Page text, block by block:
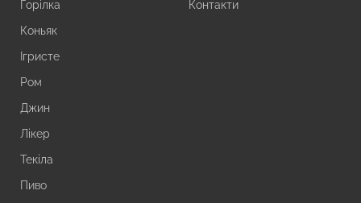
Горілка
Коньяк
Ігристе
Ром
Джин
Лікер
Текіла
Пиво
Контакти